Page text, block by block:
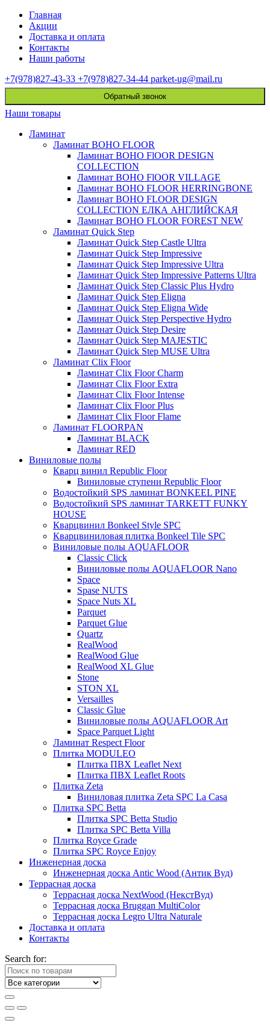
Главная
Акции
Доставка и оплата
Контакты
Наши работы
+7(978)827-43-33 +7(978)827-34-44 parket-ug@mail.ru
Обратный звонок
Наши товары
Ламинат
Ламинат BOHO FLOOR
Ламинат BOHO FlOOR DESIGN
COLLECTION
Ламинат BOHO FlOOR VILLAGE
Ламинат BOHO FLOOR HERRINGBONE
Ламинат BOHO FLOOR DESIGN
COLLECTION ЕЛКА АНГЛИЙСКАЯ
Ламинат BOHO FLOOR FOREST NEW
Ламинат Quick Step
Ламинат Quick Step Castle Ultra
Ламинат Quick Step Impressive
Ламинат Quick Step Impressive Ultra
Ламинат Quick Step Impressive Patterns Ultra
Ламинат Quick Step Classic Plus Hydro
Ламинат Quick Step Eligna
Ламинат Quick Step Eligna Wide
Ламинат Quick Step Perspective Hydro
Ламинат Quick Step Desire
Ламинат Quick Step MAJESTIC
Ламинат Quick Step MUSE Ultra
Ламинат Clix Floor
Ламинат Clix Floor Charm
Ламинат Clix Floor Extra
Ламинат Clix Floor Intense
Ламинат Clix Floor Plus
Ламинат Clix Floor Flame
Ламинат FLOORPAN
Ламинат BLACK
Ламинат RED
Виниловые полы
Кварц винил Republic Floor
Виниловые ступени Republic Floor
Водостойкий SPS ламинат BONKEEL PINE
Водостойкий SPS ламинат TARKETT FUNKY
HOUSE
Кварцвинил Bonkeel Style SPC
Кварцвиниловая плитка Bonkeel Tile SPC
Виниловые полы AQUAFLOOR
Classic Click
Виниловые полы AQUAFLOOR Nano
Space
Spase NUTS
Space Nuts XL
Parquet
Parquet Glue
Quartz
RealWood
RealWood Glue
RealWood XL Glue
Stone
STON XL
Versailles
Classic Glue
Виниловые полы AQUAFLOOR Art
Space Parquet Light
Ламинат Respect Floor
Плитка MODULEO
Плитка ПВХ Leaflet Next
Плитка ПВХ Leaflet Roots
Плитка Zeta
Виниловая плитка Zeta SPC La Casa
Плитка SPC Betta
Плитка SPC Betta Studio
Плитка SPC Betta Villa
Плитка Royce Grade
Плитка SPC Royce Enjoy
Инженерная доска
Инженерная доска Antic Wood (Антик Вуд)
Террасная доска
Террасная доска NextWood (НекстВуд)
Террасная доска Bruggan MultiColor
Террасная доска Legro Ultra Naturale
Доставка и оплата
Контакты
Search for: